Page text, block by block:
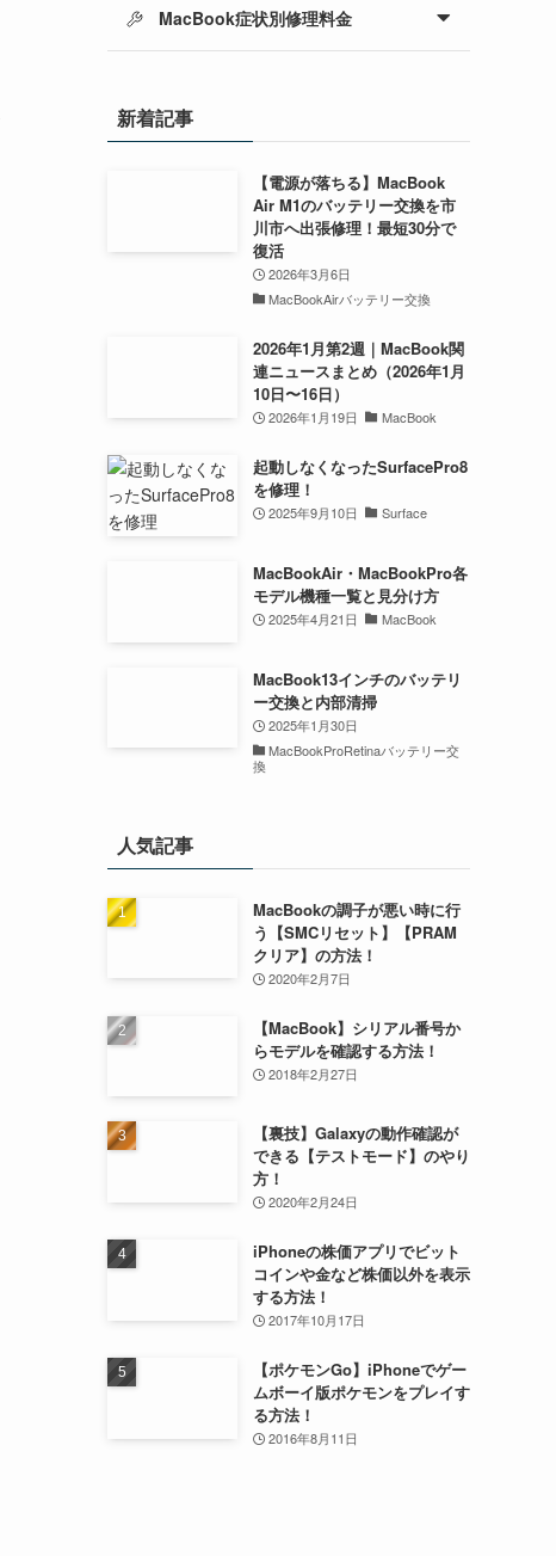
MacBook症状別修理料金
新着記事
【電源が落ちる】MacBook
Air M1のバッテリー交換を市
川市へ出張修理！最短30分で
復活
2026年3月6日
MacBookAirバッテリー交換
2026年1月第2週｜MacBook関
連ニュースまとめ（2026年1月
10日〜16日）
2026年1月19日 MacBook
起動しなくなったSurfacePro8
を修理！
2025年9月10日 Surface
MacBookAir・MacBookPro各
モデル機種一覧と見分け方
2025年4月21日 MacBook
MacBook13インチのバッテリ
ー交換と内部清掃
2025年1月30日
MacBookProRetinaバッテリー交
換
人気記事
MacBookの調子が悪い時に行
う【SMCリセット】【PRAM
クリア】の方法！
2020年2月7日
【MacBook】シリアル番号か
らモデルを確認する方法！
2018年2月27日
【裏技】Galaxyの動作確認が
できる【テストモード】のやり
方！
2020年2月24日
iPhoneの株価アプリでビット
コインや金など株価以外を表示
する方法！
2017年10月17日
【ポケモンGo】iPhoneでゲー
ムボーイ版ポケモンをプレイす
る方法！
2016年8月11日